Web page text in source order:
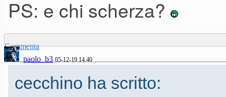
PS: e chi scherza?
Commenta
paolo_b3 05-12-19 14.40
cecchino ha scritto: